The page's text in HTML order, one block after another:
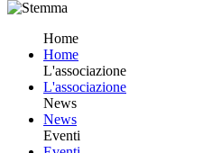
Home
Home
L'associazione
L'associazione
News
News
Eventi